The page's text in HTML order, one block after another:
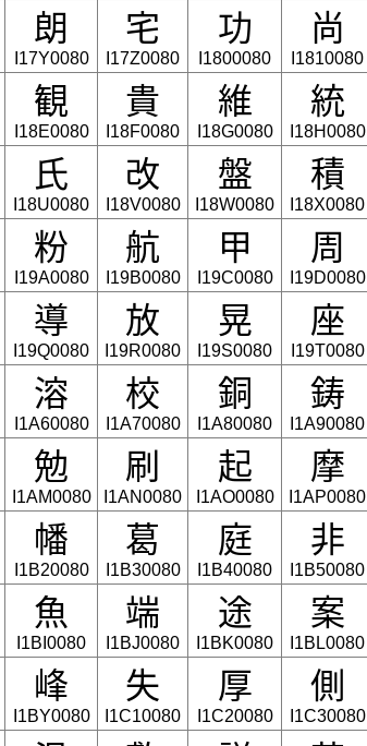
朗
I17Y0080
宅
I17Z0080
功
I1800080
尚
I1810080
観
I18E0080
貴
I18F0080
維
I18G0080
統
I18H0080
氏
I18U0080
改
I18V0080
盤
I18W0080
積
I18X0080
粉
I19A0080
航
I19B0080
甲
I19C0080
周
I19D0080
導
I19Q0080
放
I19R0080
晃
I19S0080
座
I19T0080
溶
I1A60080
校
I1A70080
銅
I1A80080
鋳
I1A90080
勉
I1AM0080
刷
I1AN0080
起
I1AO0080
摩
I1AP0080
幡
I1B20080
葛
I1B30080
庭
I1B40080
非
I1B50080
魚
I1BI0080
端
I1BJ0080
途
I1BK0080
案
I1BL0080
峰
I1BY0080
失
I1C10080
厚
I1C20080
側
I1C30080